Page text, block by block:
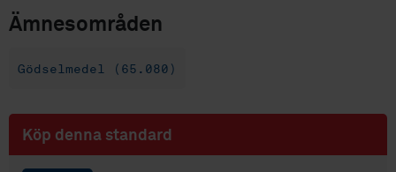
Ämnesområden
Gödselmedel (65.080)
Köp denna standard